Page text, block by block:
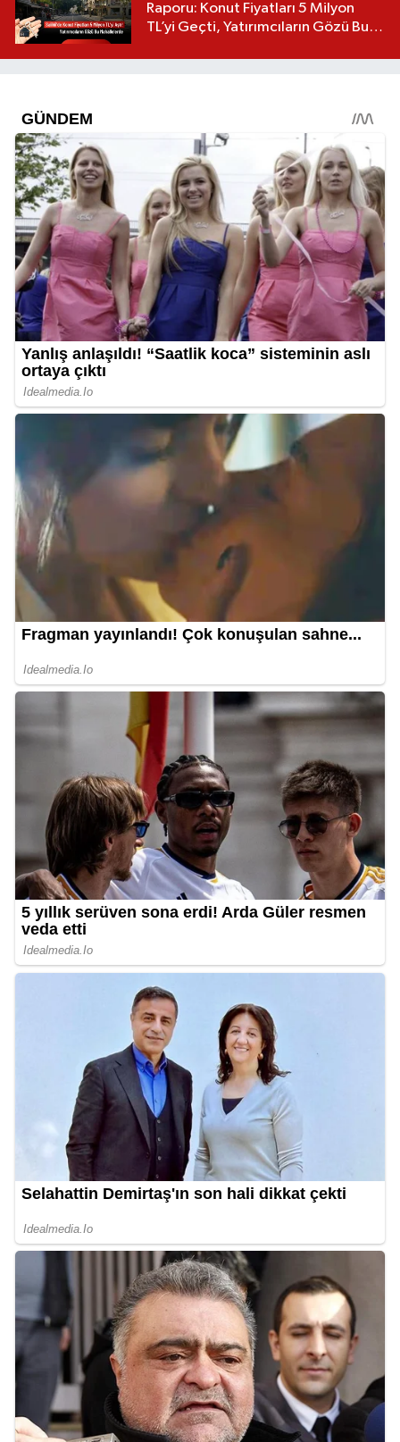
Raporu: Konut Fiyatları 5 Milyon
TL’yi Geçti, Yatırımcıların Gözü Bu